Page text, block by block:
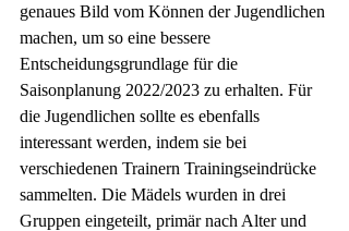
genaues Bild vom Können der Jugendlichen
machen, um so eine bessere
Entscheidungsgrundlage für die
Saisonplanung 2022/2023 zu erhalten. Für
die Jugendlichen sollte es ebenfalls
interessant werden, indem sie bei
verschiedenen Trainern Trainingseindrücke
sammelten. Die Mädels wurden in drei
Gruppen eingeteilt, primär nach Alter und